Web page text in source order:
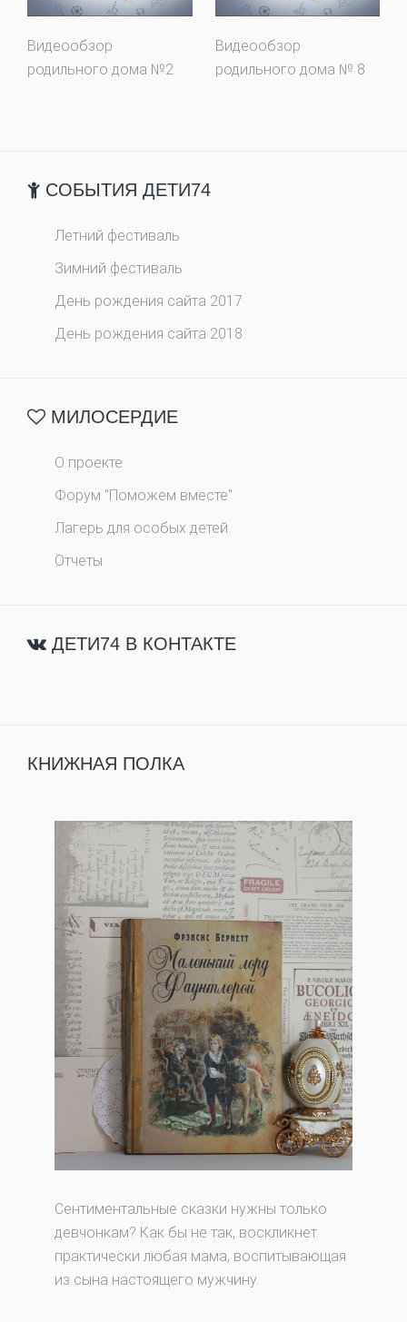
Видеообзор
родильного дома №2
Видеообзор
родильного дома № 8
СОБЫТИЯ ДЕТИ74
Летний фестиваль
Зимний фестиваль
День рождения сайта 2017
День рождения сайта 2018
МИЛОСЕРДИЕ
О проекте
Форум "Поможем вместе"
Лагерь для особых детей
Отчеты
ДЕТИ74 В КОНТАКТЕ
КНИЖНАЯ ПОЛКА
Сентиментальные сказки нужны только
девчонкам? Как бы не так, воскликнет
практически любая мама, воспитывающая
из сына настоящего мужчину.